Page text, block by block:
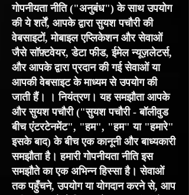
गोपनीयता नीति ("अनुबंध") के साथ उपयोग
की ये शर्तें, आपके द्वारा सुयश पचौरी की
वेबसाइटों, मोबाइल एप्लिकेशन और सेवाओं
जैसे सॉफ़्टवेयर, डेटा फीड, ईमेल न्यूज़लेटर्स,
और आपके द्वारा प्रदान की गई सेवाओं या
आपकी वेबसाइट के माध्यम से उपयोग की
जाती हैं। । नियंत्रण। यह समझौता आपके
और सुयश पचौरी ("सुयश पचौरी - बॉलीवुड
बीच एंटरटेनमेंट", "हम", "हम" या "हमारे"
इसके बाद) के बीच एक कानूनी और बाध्यकारी
समझौता है। हमारी गोपनीयता नीति इस
समझौते का एक अभिन्न हिस्सा है। सेवाओं
तक पहुँचने, उपयोग या योगदान करने से, आप